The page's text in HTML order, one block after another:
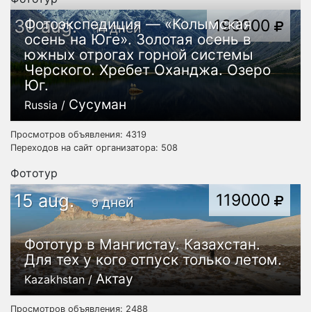
190000
30 aug. 14дней
Фотоэкспедиция — «Колымская
осень на Юге». Золотая осень в
южных отрогах горной системы
Черского. Хребет Оханджа. Озеро
Юг.
Russia / Сусуман
Просмотров объявления: 4319
Переходов на сайт организатора: 508
Фототур
119000
15 aug. 9дней
Фототур в Мангистау. Казахстан.
Для тех у кого отпуск только летом.
Kazakhstan / Актау
Просмотров объявления: 2488